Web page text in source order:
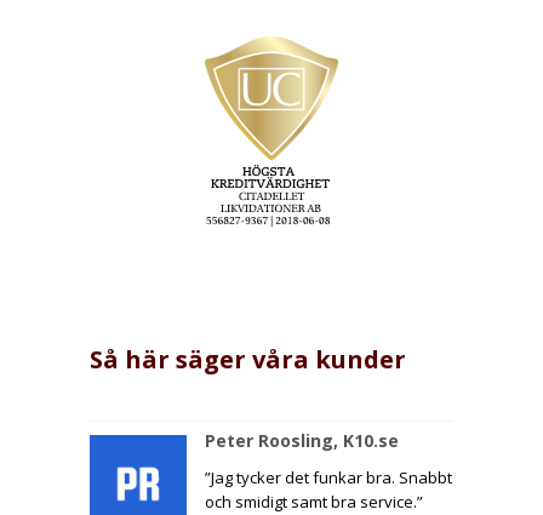
Så här säger våra kunder
Peter Roosling, K10.se
”Jag tycker det funkar bra. Snabbt
och smidigt samt bra service.”